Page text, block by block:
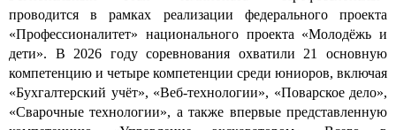
проводится в рамках реализации федерального проекта
«Профессионалитет» национального проекта «Молодёжь и
дети». В 2026 году соревнования охватили 21 основную
компетенцию и четыре компетенции среди юниоров, включая
«Бухгалтерский учёт», «Веб-технологии», «Поварское дело»,
«Сварочные технологии», а также впервые представленную